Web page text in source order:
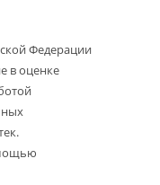
Федерации
в оценке